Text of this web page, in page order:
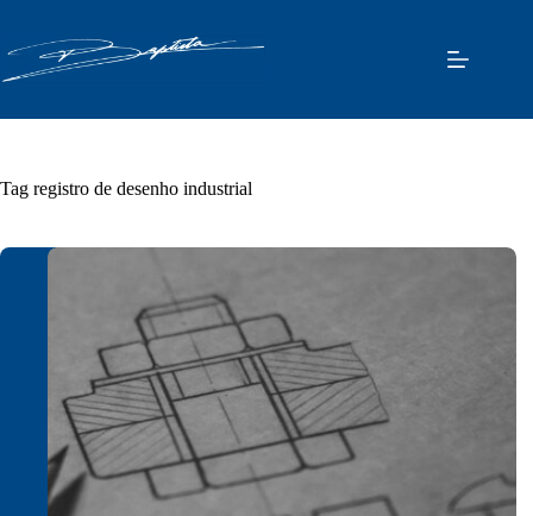
o
conteúdo
Tag registro de desenho industrial